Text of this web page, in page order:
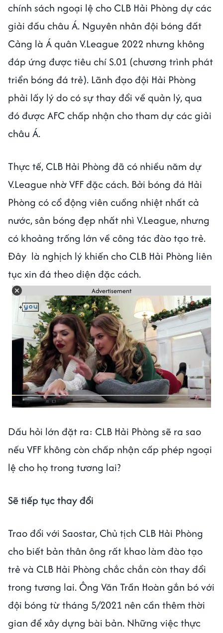
chính sách ngoại lệ cho CLB Hải Phòng dự các
giải đấu châu Á. Nguyên nhân đội bóng đất
Cảng là Á quân V.League 2022 nhưng không
đáp ứng được tiêu chí S.01 (chương trình phát
triển bóng đá trẻ). Lãnh đạo đội Hải Phòng
phải lấy lý do có sự thay đổi về quản lý, qua
đó được AFC chấp nhận cho tham dự các giải
châu Á.
Thực tế, CLB Hải Phòng đã có nhiều năm dự
V.League nhờ VFF đặc cách. Bởi bóng đá Hải
Phòng có cổ động viên cuồng nhiệt nhất cả
nước, sân bóng đẹp nhất nhì V.League, nhưng
có khoảng trống lớn về công tác đào tạo trẻ.
Đây là nghịch lý khiến cho CLB Hải Phòng liên
tục xin đá theo diện đặc cách.
Advertisement
Dấu hỏi lớn đặt ra: CLB Hải Phòng sẽ ra sao
nếu VFF không còn chấp nhận cấp phép ngoại
lệ cho họ trong tương lai?
Sẽ tiếp tục thay đổi
Trao đổi với Saostar, Chủ tịch CLB Hải Phòng
cho biết bản thân ông rất khao làm đào tạo
trẻ và CLB Hải Phòng chắc chắn còn thay đổi
trong tương lai. Ông Văn Trần Hoàn gắn bó với
đội bóng từ tháng 5/2021 nên cần thêm thời
gian để xây dựng bài bản. Những việc thực